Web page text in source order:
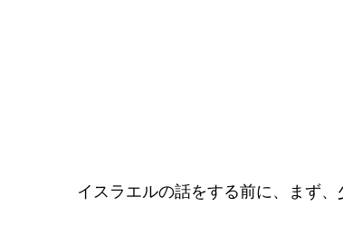
イスラエルの話をする前に、まず、